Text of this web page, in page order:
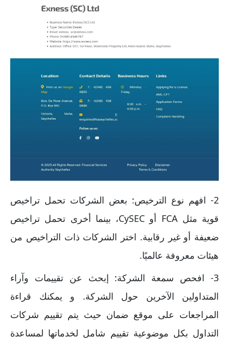
2- افهم نوع الترخيص: بعض الشركات تحمل تراخيص
قوية مثل FCA أو CySEC، بينما أخرى تحمل تراخيص
ضعيفة أو غير رقابية. اختر الشركات ذات التراخيص من
هيئات معروفة عالميًا.
3- افحص سمعة الشركة: إبحث عن تقييمات وآراء
المتداولين الآخرين حول الشركة. و يمكنك قراءة
المراجعات على موقع ضمان حيث يتم تقييم شركات
التداول بكل موضوعية تقييم شامل لخدماتها لمساعدة